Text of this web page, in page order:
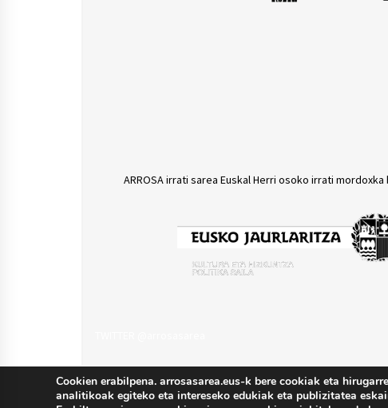
ARROSA irrati sarea Euskal Herri osoko irrati
Cookien erabilpena. arrosasarea.eus-k bere cookiak eta
analitikoak egiteko eta intereseko edukiak eta publizitatea